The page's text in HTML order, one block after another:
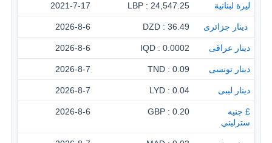
ليرة لبنانية 24,547.25 : LBP
2021-7-17
‏ دينار جزائرى 36.49 : DZD
2026-8-6
دينار عراقى 0.0002 : IQD
2026-8-6
دينار تونسى 0.09 : TND
2026-8-7
دينار ليبى 0.04 : LYD
2026-8-7
£ جنيه
سترليني
0.20 : GBP
2026-8-6